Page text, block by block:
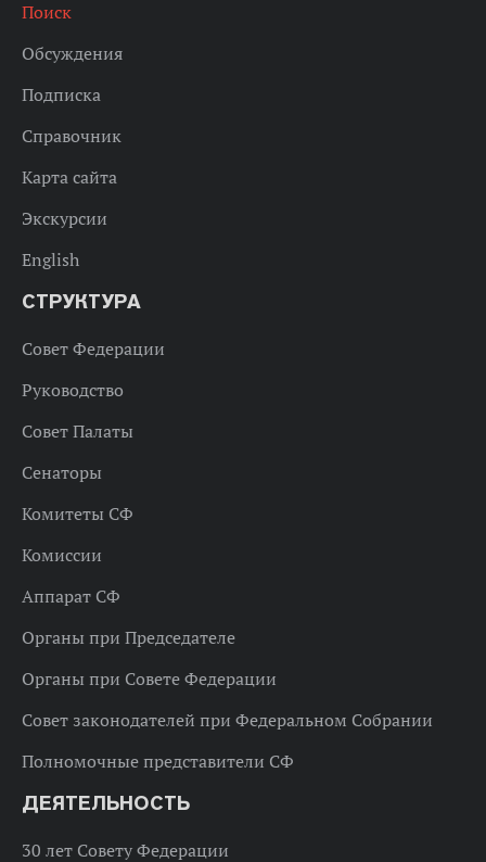
Поиск
Обсуждения
Подписка
Справочник
Карта сайта
Экскурсии
English
СТРУКТУРА
Совет Федерации
Руководство
Совет Палаты
Сенаторы
Комитеты СФ
Комиссии
Аппарат СФ
Органы при Председателе
Органы при Совете Федерации
Совет законодателей при Федеральном Собрании
Полномочные представители СФ
ДЕЯТЕЛЬНОСТЬ
30 лет Совету Федерации